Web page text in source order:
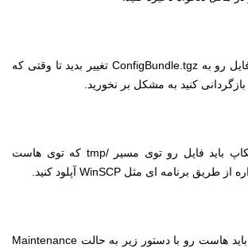
ConfigBundle.tgz تغییر بدید تا وقتی که
کنید به مشکل بر نخورید.
tmp که توی هاست
WinSCP آپلود کنید.
Maintenance